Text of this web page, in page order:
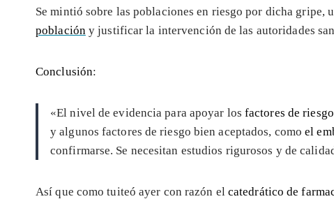
Se mintió sobre las poblaciones en riesgo por dicha gripe,
poblacióny justificar la intervención de las autoridades
Conclusión:
«El nivel de evidencia para apoyar los factores de riesgo
y algunos factores de riesgo bien aceptados, comoel
confirmarse. Se necesitan estudios rigurosos y de
Así que como tuiteó ayer con razón el catedrático de